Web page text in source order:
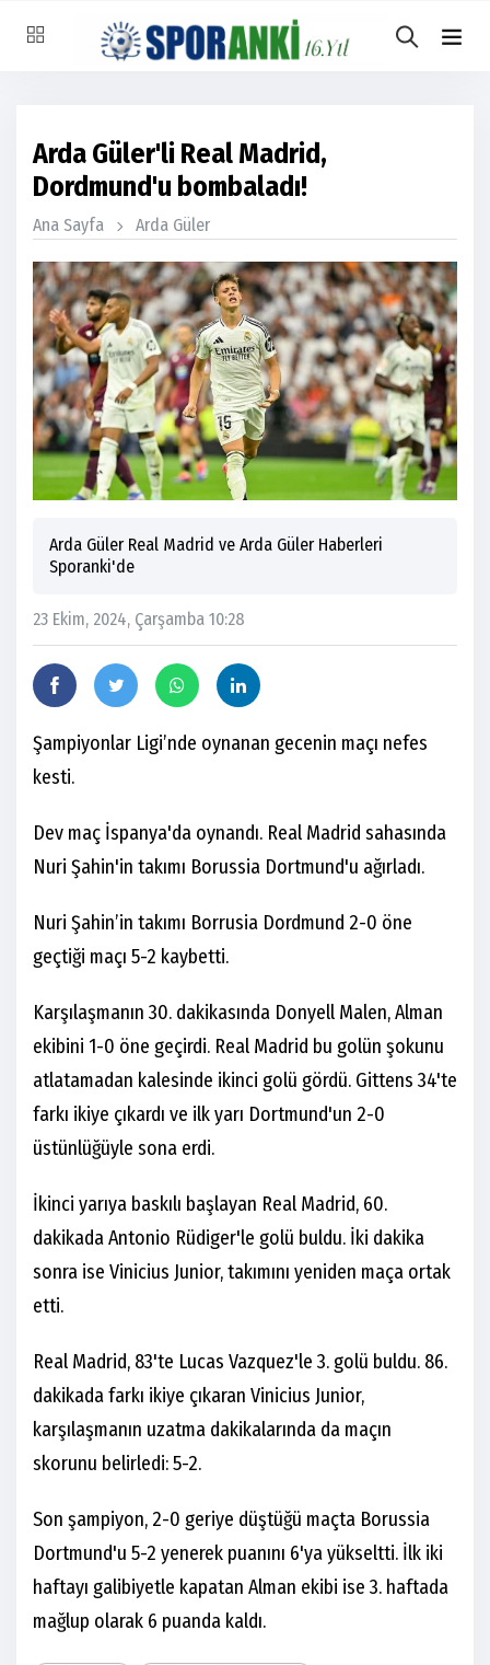
Arda Güler'li Real Madrid,
Dordmund'u bombaladı!
Ana Sayfa Arda Güler
Arda Güler Real Madrid ve Arda Güler Haberleri
Sporanki'de
23 Ekim, 2024, Çarşamba 10:28
Şampiyonlar Ligi’nde oynanan gecenin maçı nefes
kesti.
Dev maç İspanya'da oynandı. Real Madrid sahasında
Nuri Şahin'in takımı Borussia Dortmund'u ağırladı.
Nuri Şahin’in takımı Borrusia Dordmund 2-0 öne
geçtiği maçı 5-2 kaybetti.
Karşılaşmanın 30. dakikasında Donyell Malen, Alman
ekibini 1-0 öne geçirdi. Real Madrid bu golün şokunu
atlatamadan kalesinde ikinci golü gördü. Gittens 34'te
farkı ikiye çıkardı ve ilk yarı Dortmund'un 2-0
üstünlüğüyle sona erdi.
İkinci yarıya baskılı başlayan Real Madrid, 60.
dakikada Antonio Rüdiger'le golü buldu. İki dakika
sonra ise Vinicius Junior, takımını yeniden maça ortak
etti.
Real Madrid, 83'te Lucas Vazquez'le 3. golü buldu. 86.
dakikada farkı ikiye çıkaran Vinicius Junior,
karşılaşmanın uzatma dakikalarında da maçın
skorunu belirledi: 5-2.
Son şampiyon, 2-0 geriye düştüğü maçta Borussia
Dortmund'u 5-2 yenerek puanını 6'ya yükseltti. İlk iki
haftayı galibiyetle kapatan Alman ekibi ise 3. haftada
mağlup olarak 6 puanda kaldı.